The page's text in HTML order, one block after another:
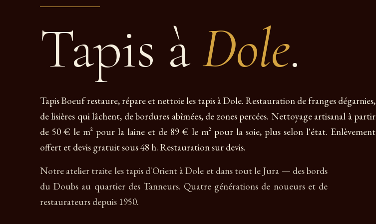
Tapis àDole.
Tapis Boeuf restaure, répare et nettoie les tapis à Dole. Restauration de franges dégarnies,
de lisières qui lâchent, de bordures abîmées, de zones percées. Nettoyage artisanal à partir
de 50 € le m² pour la laine et de 89 € le m² pour la soie, plus selon l'état. Enlèvement
offert et devis gratuit sous 48 h. Restauration sur devis.
Notre atelier traite les tapis d'Orient à Dole et dans tout le Jura — des bords
du Doubs au quartier des Tanneurs. Quatre générations de noueurs et de
restaurateurs depuis 1950.